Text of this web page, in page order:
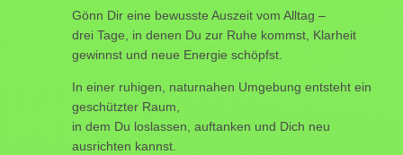
Gönn Dir eine bewusste Auszeit vom Alltag –
drei Tage, in denen Du zur Ruhe kommst, Klarheit
gewinnst und neue Energie schöpfst.
In einer ruhigen, naturnahen Umgebung entsteht ein
geschützter Raum,
in dem Du loslassen, auftanken und Dich neu
ausrichten kannst.